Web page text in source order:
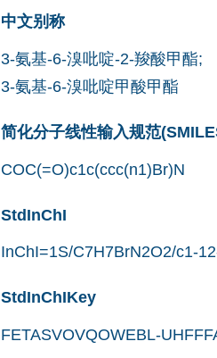
中文别称
3-氨基-6-溴吡啶-2-羧酸甲酯;
3-氨基-6-溴吡啶甲酸甲酯
简化分子线性输入规范
COC(=O)c1c(ccc(n1)Br)N
StdInChI
InChI=1S/C7H7BrN2O2/c1-
StdInChIKey
FETASVOVQOWEBL-